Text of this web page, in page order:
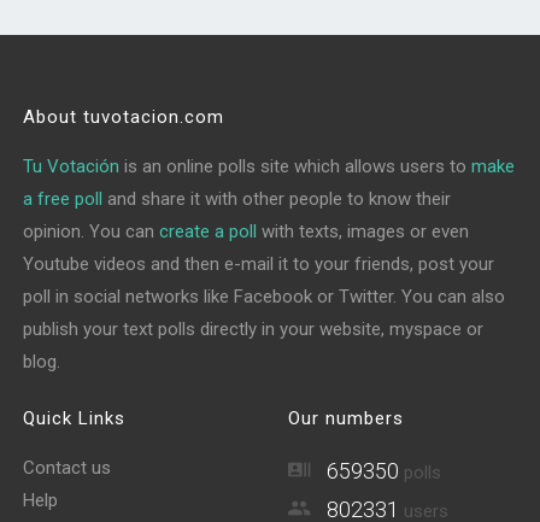
About tuvotacion.com
Tu Votación is an online polls site which allows users tomake
a free poll and share it with other people to know their
opinion. You cancreate a poll with texts, images or even
Youtube videos and then e-mail it to your friends, post your
poll in social networks like Facebook or Twitter. You can also
publish your text polls directly in your website, myspace or
blog.
Quick Links
Contact us
Help
Our numbers
659350 polls
802331 users